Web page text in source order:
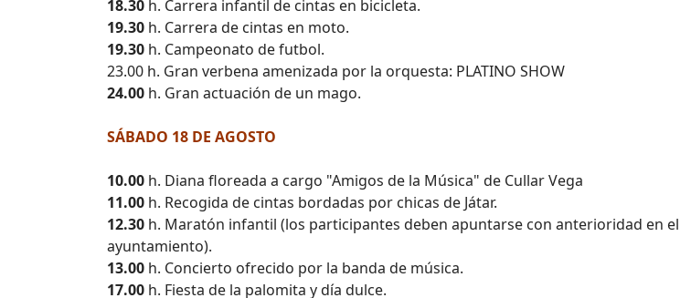
18.30 h. Carrera infantil de cintas en bicicleta.
19.30 h. Carrera de cintas en moto.
19.30 h. Campeonato de futbol.
23.00 h. Gran verbena amenizada por la orquesta: PLATINO SHOW
24.00 h. Gran actuación de un mago.
SÁBADO 18 DE AGOSTO
10.00 h. Diana floreada a cargo "Amigos de la Música" de Cullar Vega
11.00 h. Recogida de cintas bordadas por chicas de Játar.
12.30 h. Maratón infantil (los participantes deben apuntarse con anterioridad en el
ayuntamiento).
13.00 h. Concierto ofrecido por la banda de música.
17.00 h. Fiesta de la palomita y día dulce.